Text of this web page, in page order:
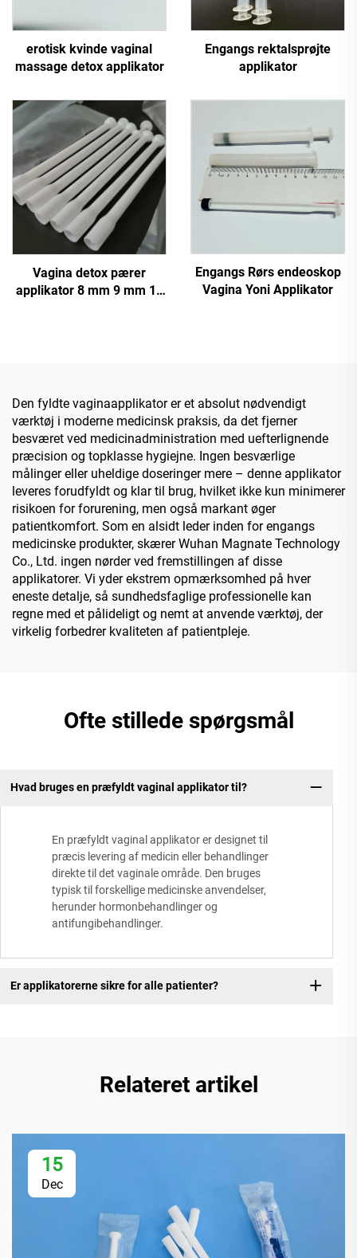
erotisk kvinde vaginal
massage detox applikator
Engangs rektalsprøjte
applikator
Vagina detox pærer
applikator 8 mm 9 mm 11
Engangs Rørs endeoskop
Vagina Yoni Applikator
Den fyldte vaginaapplikator er et absolut nødvendigt
værktøj i moderne medicinsk praksis, da det fjerner
besværet ved medicinadministration med uefterlignende
præcision og topklasse hygiejne. Ingen besværlige
målinger eller uheldige doseringer mere – denne applikator
leveres forudfyldt og klar til brug, hvilket ikke kun minimerer
risikoen for forurening, men også markant øger
patientkomfort. Som en alsidt leder inden for engangs
medicinske produkter, skærer Wuhan Magnate Technology
Co., Ltd. ingen nørder ved fremstillingen af disse
applikatorer. Vi yder ekstrem opmærksomhed på hver
eneste detalje, så sundhedsfaglige professionelle kan
regne med et pålideligt og nemt at anvende værktøj, der
virkelig forbedrer kvaliteten af patientpleje.
Ofte stillede spørgsmål
Hvad bruges en præfyldt vaginal applikator til?
En præfyldt vaginal applikator er designet til
præcis levering af medicin eller behandlinger
direkte til det vaginale område. Den bruges
typisk til forskellige medicinske anvendelser,
herunder hormonbehandlinger og
antifungibehandlinger.
Er applikatorerne sikre for alle patienter?
Relateret artikel
15
Dec